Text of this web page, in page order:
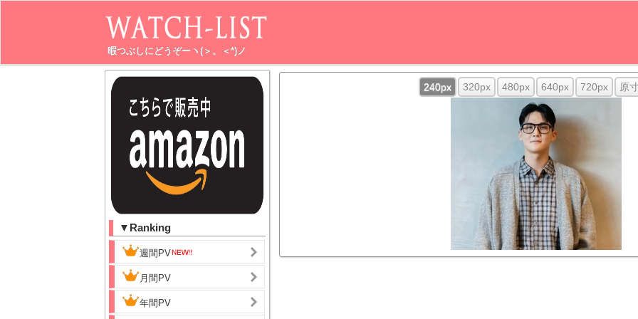
暇つぶしにどうぞーヽ(＞。＜*)ノ
▼Ranking
週間PV
月間PV
年間PV
240px 320px 480px 640px 720px 原